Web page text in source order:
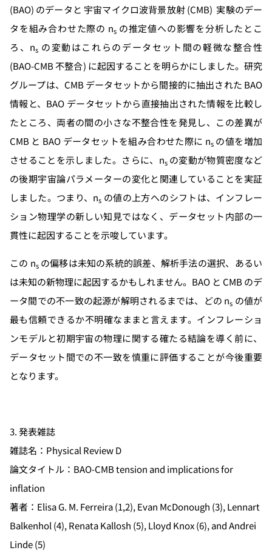
(BAO) のデータと 宇宙マイクロ波背景放射 (CMB) 実験のデー
タを組み合わせた際の ns の推定値への影響を分析したとこ
ろ、ns の変動はこれらのデータセット間の軽微な整合性
(BAO-CMB 不整合) に起因することを明らかにしました。研究
グループは、CMB データセットから間接的に抽出された BAO
情報と、BAO データセットから直接抽出された情報を比較し
たところ、両者の間の小さな不整合性を発見し、この差異が
CMB と BAO データセットを組み合わせた際に ns の値を増加
させることを示しました。さらに、ns の変動が物質密度など
の後期宇宙論パラメーターの変化と関連していることを実証
しました。つまり、ns の値の上方へのシフトは、インフレー
ション物理学の新しい知見ではなく、データセット内部の一
貫性に起因することを示唆しています。
この ns の偏移は未知の系統的誤差、解析手法の選択、あるい
は未知の新物理に起因するかもしれません。BAO と CMB のデ
ータ間での不一致の起源が解明されるまでは、どの ns の値が
最も信頼できるか不明確なままと言えます。インフレーショ
ンモデルと初期宇宙の物理に関する確たる結論を導く前に、
データセット間での不一致を慎重に評価することが今後重要
となります。
3. 発表雑誌
雑誌名：Physical Review D
論文タイトル：BAO-CMB tension and implications for
inflation
著者：Elisa G. M. Ferreira (1,2), Evan McDonough (3), Lennart
Balkenhol (4), Renata Kallosh (5), Lloyd Knox (6), and Andrei
Linde (5)